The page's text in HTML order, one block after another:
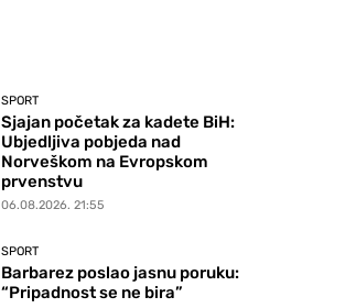
SPORT
Sjajan početak za kadete BiH:
Ubjedljiva pobjeda nad
Norveškom na Evropskom
prvenstvu
06.08.2026. 21:55
SPORT
Barbarez poslao jasnu poruku:
“Pripadnost se ne bira”